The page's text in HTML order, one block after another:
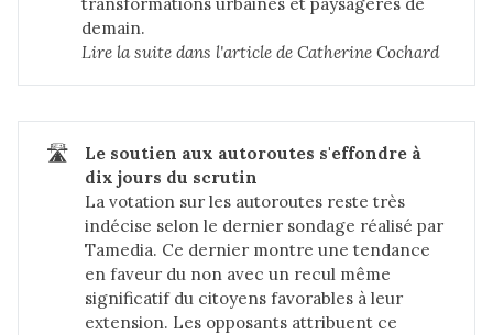
demain.
Lire la suite dans l'article de Catherine Cochard
🛣️
Le soutien aux autoroutes s'effondre à
dix jours du scrutin
La votation sur les autoroutes reste très
indécise selon le dernier sondage réalisé par
Tamedia. Ce dernier montre une tendance
en faveur du non avec un recul même
significatif du citoyens favorables à leur
extension. Les opposants attribuent ce